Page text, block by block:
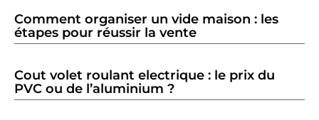
Comment organiser un vide maison : les
étapes pour réussir la vente
Cout volet roulant electrique : le prix du
PVC ou de l’aluminium ?